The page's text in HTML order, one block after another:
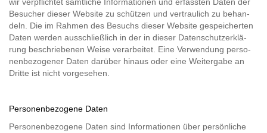
Be­su­cher die­ser Web­site zu schüt­zen und ver­trau­lich zu be­han­
deln. Die im Rah­men des Be­suchs die­ser Web­site ge­spei­cher­ten
Daten wer­den aus­schließ­lich in der in die­ser Da­ten­schutz­er­klä­
rung be­schrie­be­nen Weise ver­ar­bei­tet. Eine Ver­wen­dung per­so­
nen­be­zo­ge­ner Daten dar­über hin­aus oder eine Wei­ter­ga­be an
Drit­te ist nicht vor­ge­se­hen.
Per­so­nen­be­zo­ge­ne Daten
Per­so­nen­be­zo­ge­ne Daten sind In­for­ma­tio­nen über per­sön­li­che